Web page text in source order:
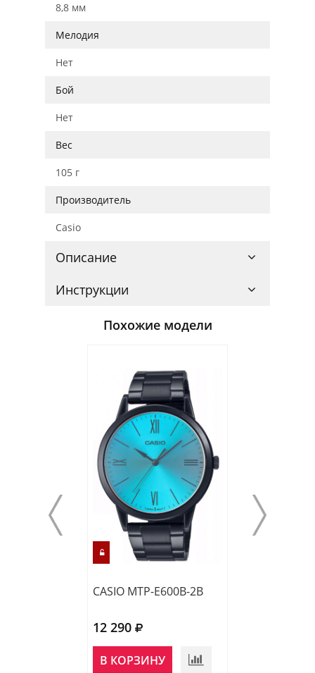
8,8 мм
Мелодия
Нет
Бой
Нет
Вес
105 г
Производитель
Casio
Описание
Инструкции
Похожие модели
CASIO MTP-E600B-2B
12 290
В КОРЗИНУ